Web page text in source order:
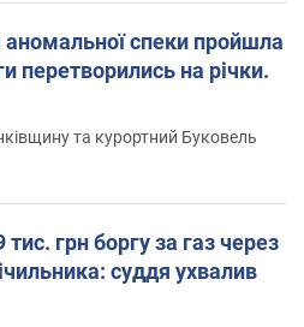
аномальної спеки пройшла
перетворились на річки.
та курортний Буковель
грн боргу за газ через
суддя ухвалив